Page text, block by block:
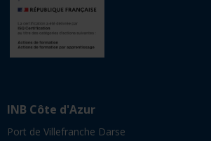
INB Côte d'Azur
Port de Villefranche Darse